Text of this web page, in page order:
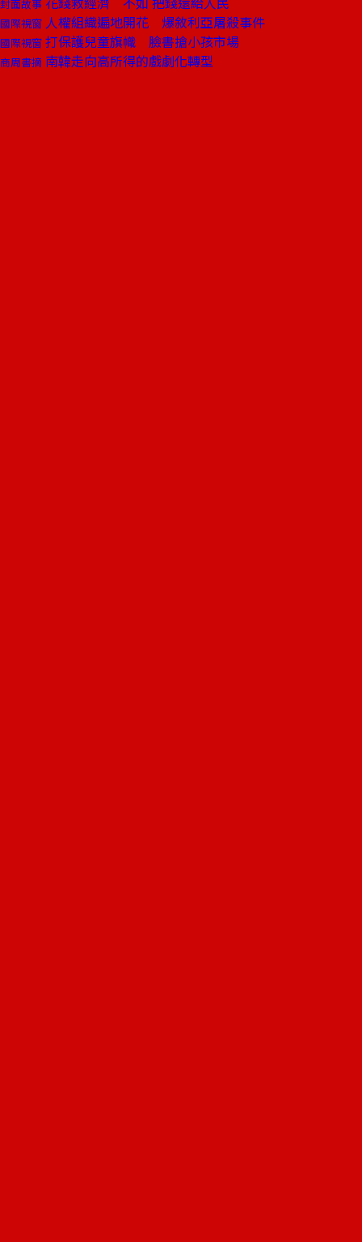
封面故事
國際視窗 人權組織遍地開花 爆敘利亞屠殺事件
國際視窗 打保護兒童旗幟 臉書搶小孩市場
商周書摘 南韓走向高所得的戲劇化轉型